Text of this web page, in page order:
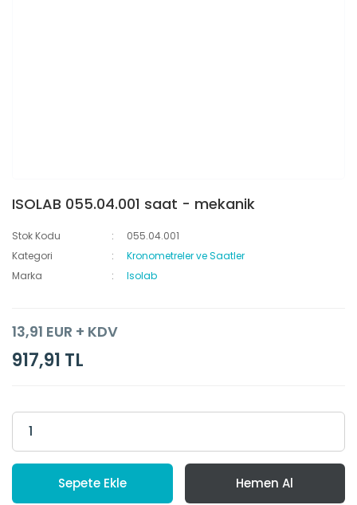
ISOLAB 055.04.001 saat - mekanik
Stok Kodu
055.04.001
Kategori
Kronometreler ve Saatler
Marka
Isolab
13,91 EUR + KDV
917,91 TL
Sepete Ekle Hemen Al